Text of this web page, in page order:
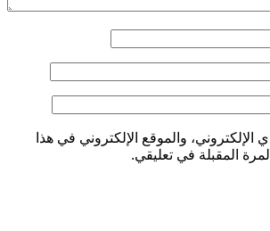
والموقع الإلكتروني في هذا
المقبلة في تعليقي.